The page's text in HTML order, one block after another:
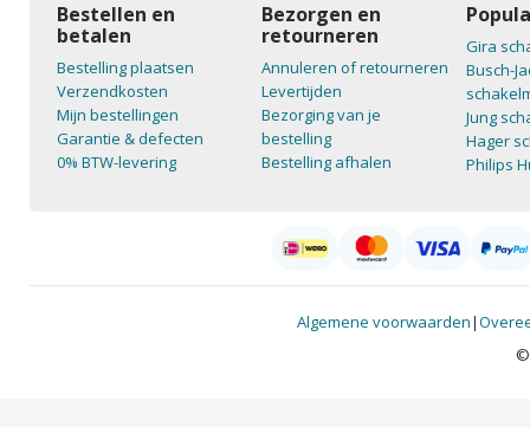
Bestellen en
betalen
Bestelling plaatsen
Verzendkosten
Mijn bestellingen
Garantie & defecten
0% BTW-levering
Bezorgen en
retourneren
Annuleren of retourneren
Levertijden
Bezorging van je
bestelling
Bestelling afhalen
Gira
Busch-
Jung
Hager
Philips
Algemene voorwaarden|
©